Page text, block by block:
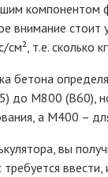
компонентом
внимание стоит
см², т.е. сколько
бетона
до М800 (B60),
а М400 –
вы